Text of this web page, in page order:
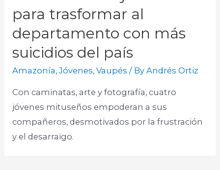
para trasformar al
departamento con más
suicidios del país
Amazonía,Jóvenes,Vaupés / ByAndrés Ortiz
Con caminatas, arte y fotografía, cuatro
jóvenes mituseños empoderan a sus
compañeros, desmotivados por la frustración
y el desarraigo.